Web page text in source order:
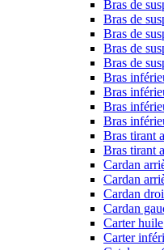
Bras de
Bras de
Bras de
Bras de
Bras de
Bras
Bras
Bras
Bras
Bras tirant
Bras tirant
Cardan
Cardan
Cardan
Cardan
Carter huile
Carter